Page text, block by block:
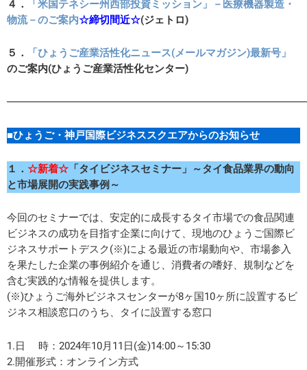
４．
「米国テネシー州西部投資ミッション」－医療機器製造・
物流－のご案内☆締切間近☆(ジェトロ)
５．
「ひょうご産業活性化ニュース(メールマガジン)最新号」
のご案内(ひょうご産業活性化センター)
■ひょうご・神戸国際ビジネススクエアからのお知らせ
１． ☆新着☆ 「タイビジネスセミナー」
～タイ食品業界の動向
と市場展開の実践事例～
今回のセミナーでは、安定的に成長するタイ市場での食品関連
ビジネスの成功を目指す企業に向けて、現地のひょうご国際ビ
ジネスサポートデスク(※)による最近の市場動向や、市場参入
を果たした企業の事例紹介を通じ、消費者の嗜好、規制などを
含む実践的な情報を提供します。
(※)ひょうご海外ビジネスセンターが8ヶ国10ヶ所に設置するビ
ジネス相談窓口のうち、タイに設置する窓口
1.日 時：2024年10月11日(金)14:00～15:30
2.開催形式：オンライン方式